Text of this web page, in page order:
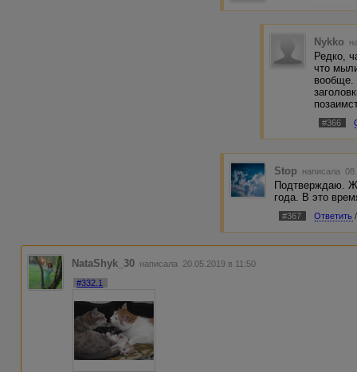
Nykko
Редко,
что
вообще.
#366
Stop написала
Подтверждаю.
года. В это
#367 Ответить /
NataShyk_30 написала 20.05.2019 в 11:50
#332.1